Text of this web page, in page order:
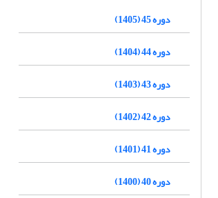
دوره 45 (1405)
دوره 44 (1404)
دوره 43 (1403)
دوره 42 (1402)
دوره 41 (1401)
دوره 40 (1400)